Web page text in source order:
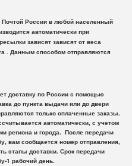
Почтой России в любой населенный
автоматически при
зависят зависят от веса
. Данным способом отправляются
доставку по России с помощью
до пункта выдачи или до двери
только оплаченные заказы.
автоматически, с учетом
региона и города. После передачи
вам сообщается номер отправления,
этапы доставки. Срок передачи
1 рабочий день.